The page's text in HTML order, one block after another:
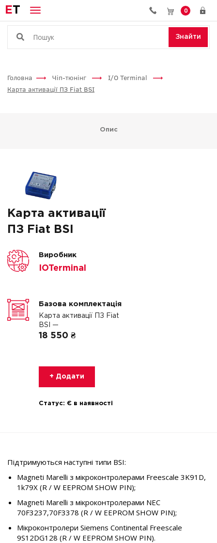
ET 0
Знайти
Головна Чіп-тюнінг
I/O Terminal
Карта активації ПЗ Fiat BSI
Опис
Карта активації
ПЗ Fiat BSI
Виробник
IOTerminal
Базова комплектація
Карта активації ПЗ Fiat
BSI —
18 550 ₴
+ Додати
Статус: Є в наявності
Підтримуються наступні типи BSI:
Magneti Marelli з мікроконтролерами Freescale 3K91D,
1k79X (R / W EEPROM SHOW PIN);
Magneti Marelli з мікроконтролерами NEC
70F3237,70F3378 (R / W EEPROM SHOW PIN);
Мікроконтролери Siemens Continental Freescale
9S12DG128 (R / W EEPROM SHOW PIN).